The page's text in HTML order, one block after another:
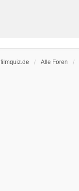
filmquiz.de Alle Foren